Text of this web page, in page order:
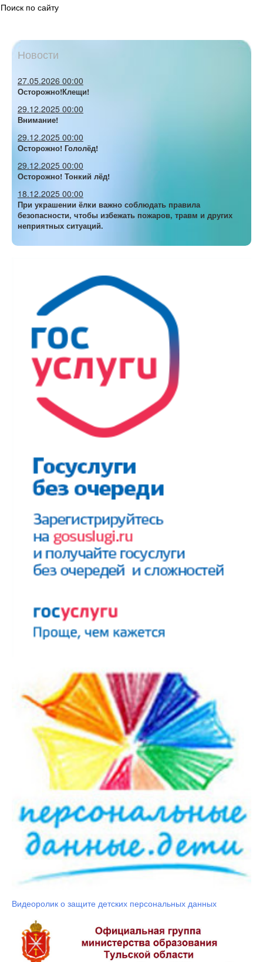
Поиск по сайту
Новости
27.05.2026 00:00
Осторожно!Клещи!
29.12.2025 00:00
Внимание!
29.12.2025 00:00
Осторожно! Гололёд!
29.12.2025 00:00
Осторожно! Тонкий лёд!
18.12.2025 00:00
При украшении ёлки важно соблюдать правила
безопасности, чтобы избежать пожаров, травм и других
неприятных ситуаций.
Видеоролик о защите детских персональных данных